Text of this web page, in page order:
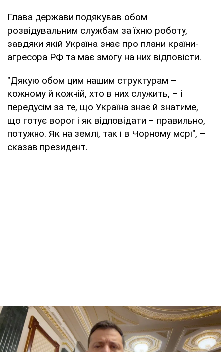
Глава держави подякував обом
розвідувальним службам за їхню роботу,
завдяки якій Україна знає про плани країни-
агресора РФ та має змогу на них відповісти.
"Дякую обом цим нашим структурам –
кожному й кожній, хто в них служить, – і
передусім за те, що Україна знає й знатиме,
що готує ворог і як відповідати – правильно,
потужно. Як на землі, так і в Чорному морі", –
сказав президент.